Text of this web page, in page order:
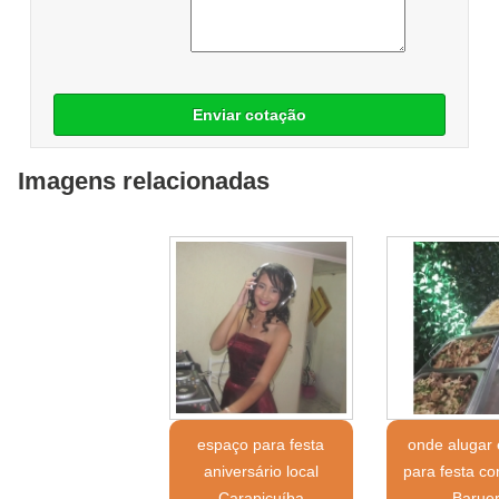
Enviar cotação
Imagens relacionadas
espaço para festa
aniversário local
onde alugar
para festa